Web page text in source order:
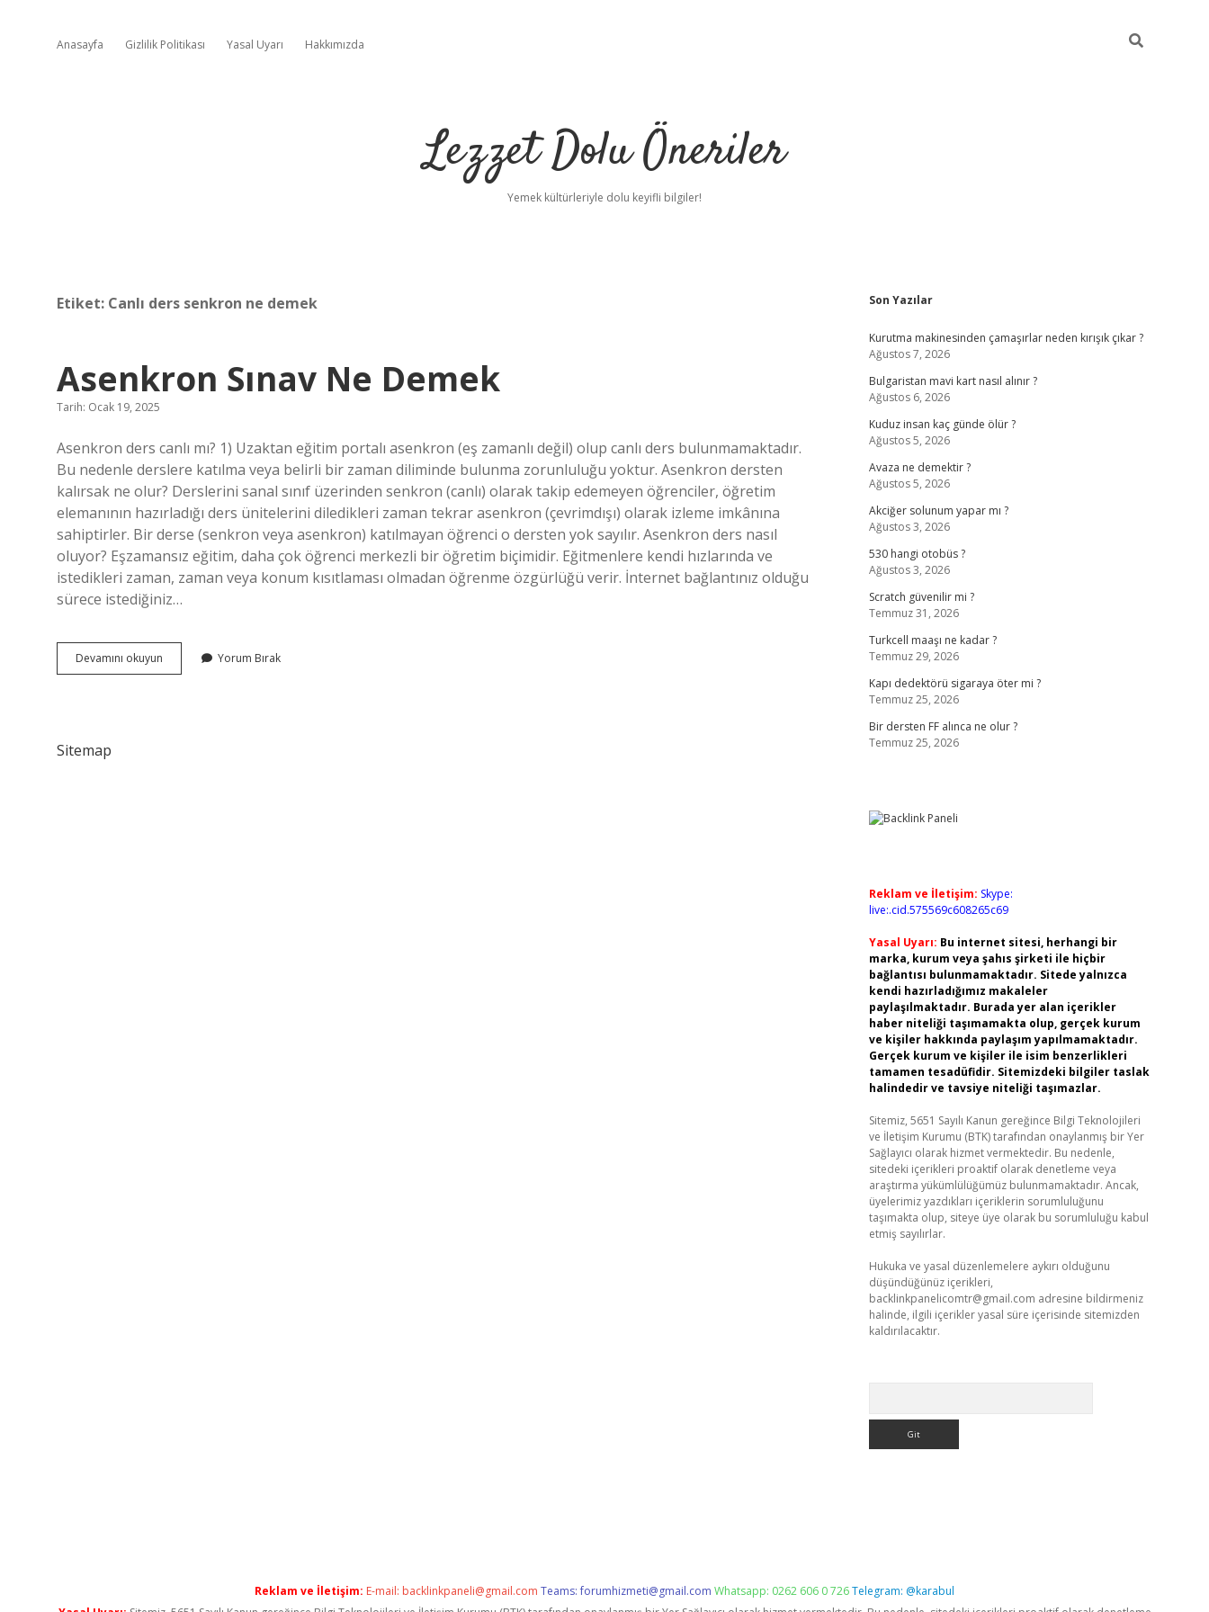
Anasayfa Gizlilik Politikası Yasal Uyarı Hakkımızda
Lezzet Dolu Öneriler
Yemek kültürleriyle dolu keyifli bilgiler!
Etiket: Canlı ders senkron ne demek
Asenkron Sınav Ne Demek
Tarih: Ocak 19, 2025
Asenkron ders canlı mı? 1) Uzaktan eğitim portalı asenkron (eş zamanlı değil) olup canlı ders bulunmamaktadır.
Bu nedenle derslere katılma veya belirli bir zaman diliminde bulunma zorunluluğu yoktur. Asenkron dersten
kalırsak ne olur? Derslerini sanal sınıf üzerinden senkron (canlı) olarak takip edemeyen öğrenciler, öğretim
elemanının hazırladığı ders ünitelerini diledikleri zaman tekrar asenkron (çevrimdışı) olarak izleme imkânına
sahiptirler. Bir derse (senkron veya asenkron) katılmayan öğrenci o dersten yok sayılır. Asenkron ders nasıl
oluyor? Eşzamansız eğitim, daha çok öğrenci merkezli bir öğretim biçimidir. Eğitmenlere kendi hızlarında ve
istedikleri zaman, zaman veya konum kısıtlaması olmadan öğrenme özgürlüğü verir. İnternet bağlantınız olduğu
sürece istediğiniz…
Devamını okuyun Asenkron
Sınav
Yorum Bırak
Sitemap
Sidebar
Son Yazılar
Kurutma makinesinden çamaşırlar neden kırışık çıkar ?
Ağustos 7, 2026
Bulgaristan mavi kart nasıl alınır ?
Ağustos 6, 2026
Kuduz insan kaç günde ölür ?
Ağustos 5, 2026
Avaza ne demektir ?
Ağustos 5, 2026
Akciğer solunum yapar mı ?
Ağustos 3, 2026
530 hangi otobüs ?
Ağustos 3, 2026
Scratch güvenilir mi ?
Temmuz 31, 2026
Turkcell maaşı ne kadar ?
Temmuz 29, 2026
Kapı dedektörü sigaraya öter mi ?
Temmuz 25, 2026
Bir dersten FF alınca ne olur ?
Temmuz 25, 2026
Reklam ve İletişim: Skype:
live:.cid.575569c608265c69
Yasal Uyarı: Bu internet sitesi, herhangi bir
marka, kurum veya şahıs şirketi ile hiçbir
bağlantısı bulunmamaktadır. Sitede yalnızca
kendi hazırladığımız makaleler
paylaşılmaktadır. Burada yer alan içerikler
haber niteliği taşımamakta olup, gerçek kurum
ve kişiler hakkında paylaşım yapılmamaktadır.
Gerçek kurum ve kişiler ile isim benzerlikleri
tamamen tesadüfidir. Sitemizdeki bilgiler taslak
halindedir ve tavsiye niteliği taşımazlar.
Sitemiz, 5651 Sayılı Kanun gereğince Bilgi Teknolojileri
ve İletişim Kurumu (BTK) tarafından onaylanmış bir Yer
Sağlayıcı olarak hizmet vermektedir. Bu nedenle,
sitedeki içerikleri proaktif olarak denetleme veya
araştırma yükümlülüğümüz bulunmamaktadır. Ancak,
üyelerimiz yazdıkları içeriklerin sorumluluğunu
taşımakta olup, siteye üye olarak bu sorumluluğu kabul
etmiş sayılırlar.
Hukuka ve yasal düzenlemelere aykırı olduğunu
düşündüğünüz içerikleri,
backlinkpanelicomtr@gmail.com adresine bildirmeniz
halinde, ilgili içerikler yasal süre içerisinde sitemizden
kaldırılacaktır.
betci
Reklam ve İletişim: E-mail: backlinkpaneli@gmail.com Teams:forumhizmeti@gmail.com Whatsapp: 0262 606 0 726Telegram: @karabul